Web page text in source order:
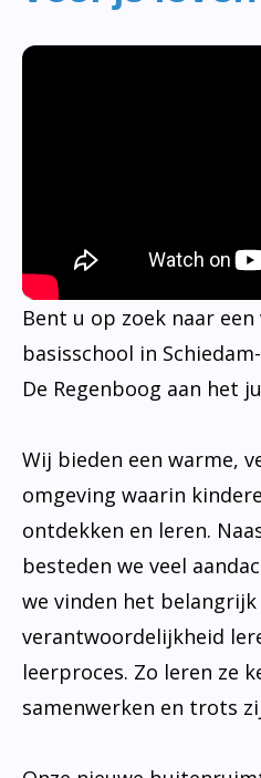
Bent u op zoek naar
basisschool in
De Regenboog aan het
Wij bieden een warme,
omgeving waarin
ontdekken en leren.
besteden we veel
we vinden het
verantwoordelijkheid
leerproces. Zo leren ze
samenwerken en trots